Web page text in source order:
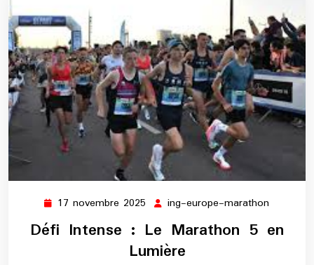
17 novembre 2025 17
novembre
2025
ing-europe-marathon
marathon
Défi Intense : Le Marathon 5 en
Lumière